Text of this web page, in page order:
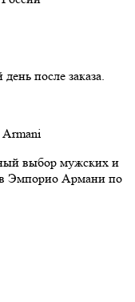
после заказа.
выбор мужских и
Эмпорио Армани по